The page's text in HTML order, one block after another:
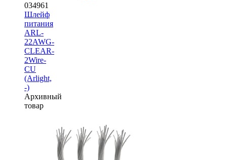
034961
Шлейф
питания
ARL-
22AWG-
CLEAR-
2Wire-
CU
(Arlight,
-)
Архивный
товар